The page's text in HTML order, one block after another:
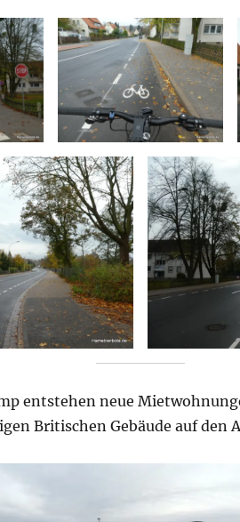
entstehen neue
Britischen Gebäude auf den